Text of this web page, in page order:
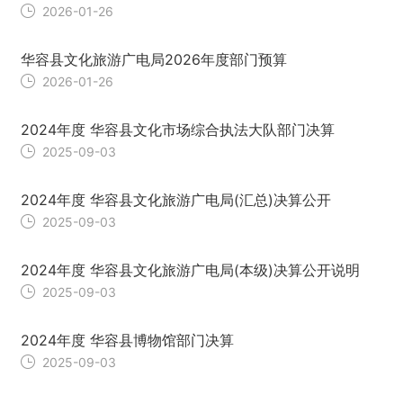
2026-01-26
华容县文化旅游广电局2026年度部门预算
2026-01-26
2024年度 华容县文化市场综合执法大队部门决算
2025-09-03
2024年度 华容县文化旅游广电局(汇总)决算公开
2025-09-03
2024年度 华容县文化旅游广电局(本级)决算公开说明
2025-09-03
2024年度 华容县博物馆部门决算
2025-09-03